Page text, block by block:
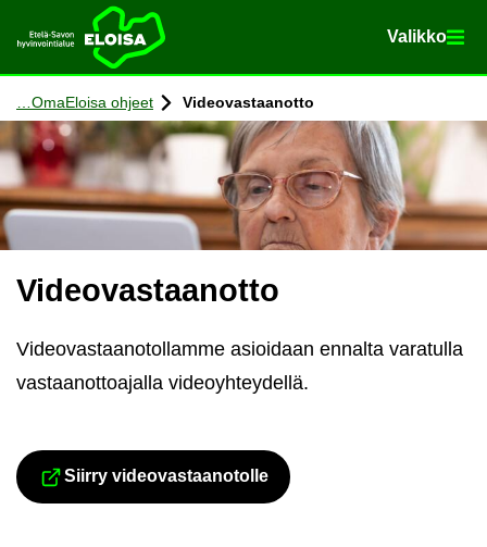
Etusi­vu Va­lik­ko
Va­lik­ko
Siir­ry si­säl­töön
OmaE­loi­sa oh­jeet Vi­deo­vas­taan­ot­to
Vi­deo­vas­taan­ot­to
Vi­deo­vas­taa­no­tol­lam­me asioi­daan en­nal­ta va­ra­tul­la
vas­taan­ot­toa­jal­la vi­deo­yh­tey­del­lä.
Siir­ryt toi­seen pal­ve­luun
Siir­ry vi­deo­vas­taa­no­tol­le